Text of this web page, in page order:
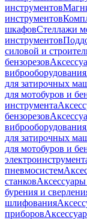
инструментов
инструментов
шкафовСтеллажи
инструментов
силовой и
бензорезов
виброоборудования
для затирочных
для мотобуров и
инструмента
бензорезов
виброоборудования
для затирочных
для мотобуров и
пневмосистем
станковАксессуары
бурения и
шлифования
приборов